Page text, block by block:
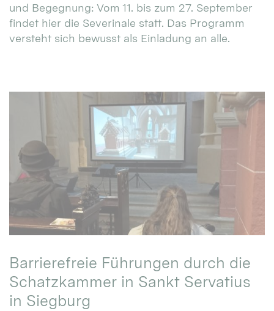
und Begegnung: Vom 11. bis zum 27. September
findet hier die Severinale statt. Das Programm
versteht sich bewusst als Einladung an alle.
Barrierefreie Führungen durch die
Schatzkammer in Sankt Servatius
in Siegburg